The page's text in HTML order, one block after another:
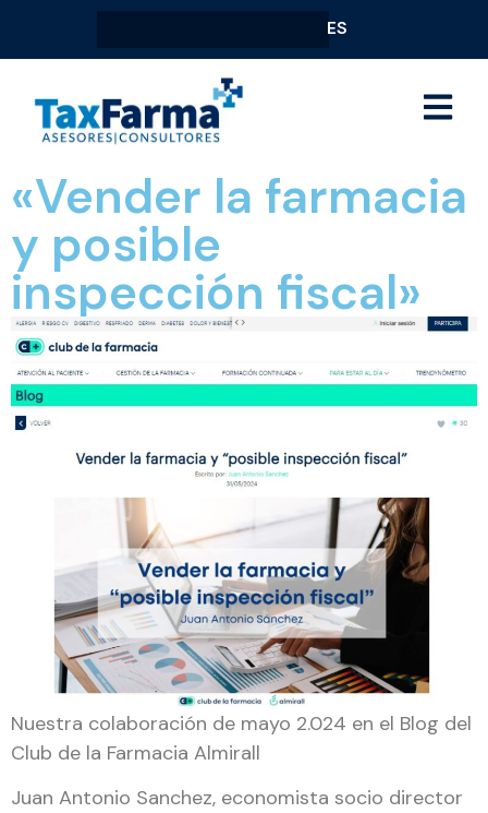
ES
«Vender la farmacia
y posible
inspección fiscal»
Nuestra colaboración de mayo 2.024 en el Blog del
Club de la Farmacia Almirall
Juan Antonio Sanchez, economista socio director